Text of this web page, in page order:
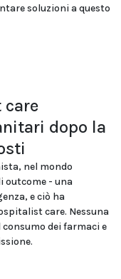
soluzioni a questo
dopo la
nel mondo
outcome - una
e ciò ha
care. Nessuna
dei farmaci e